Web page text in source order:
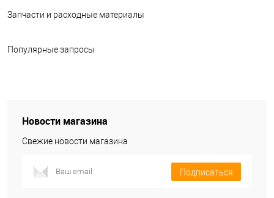
Запчасти и расходные материалы
Популярные запросы
Новости магазина
Свежие новости магазина
Подписаться